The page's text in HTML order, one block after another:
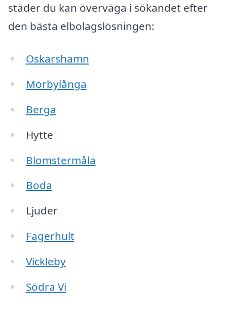
städer du kan överväga i sökandet efter
den bästa elbolagslösningen:
Oskarshamn
Mörbylånga
Berga
Hytte
Blomstermåla
Boda
Ljuder
Fagerhult
Vickleby
Södra Vi